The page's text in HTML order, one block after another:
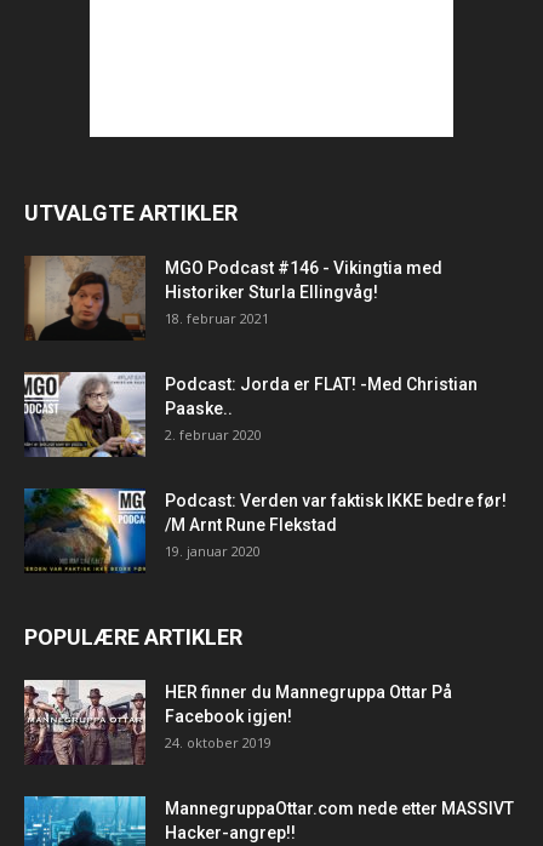
UTVALGTE ARTIKLER
MGO Podcast #146 - Vikingtia med
Historiker Sturla Ellingvåg!
18. februar 2021
Podcast: Jorda er FLAT! -Med Christian
Paaske..
2. februar 2020
Podcast: Verden var faktisk IKKE bedre før!
/M Arnt Rune Flekstad
19. januar 2020
POPULÆRE ARTIKLER
HER finner du Mannegruppa Ottar På
Facebook igjen!
24. oktober 2019
MannegruppaOttar.com nede etter MASSIVT
Hacker-angrep!!